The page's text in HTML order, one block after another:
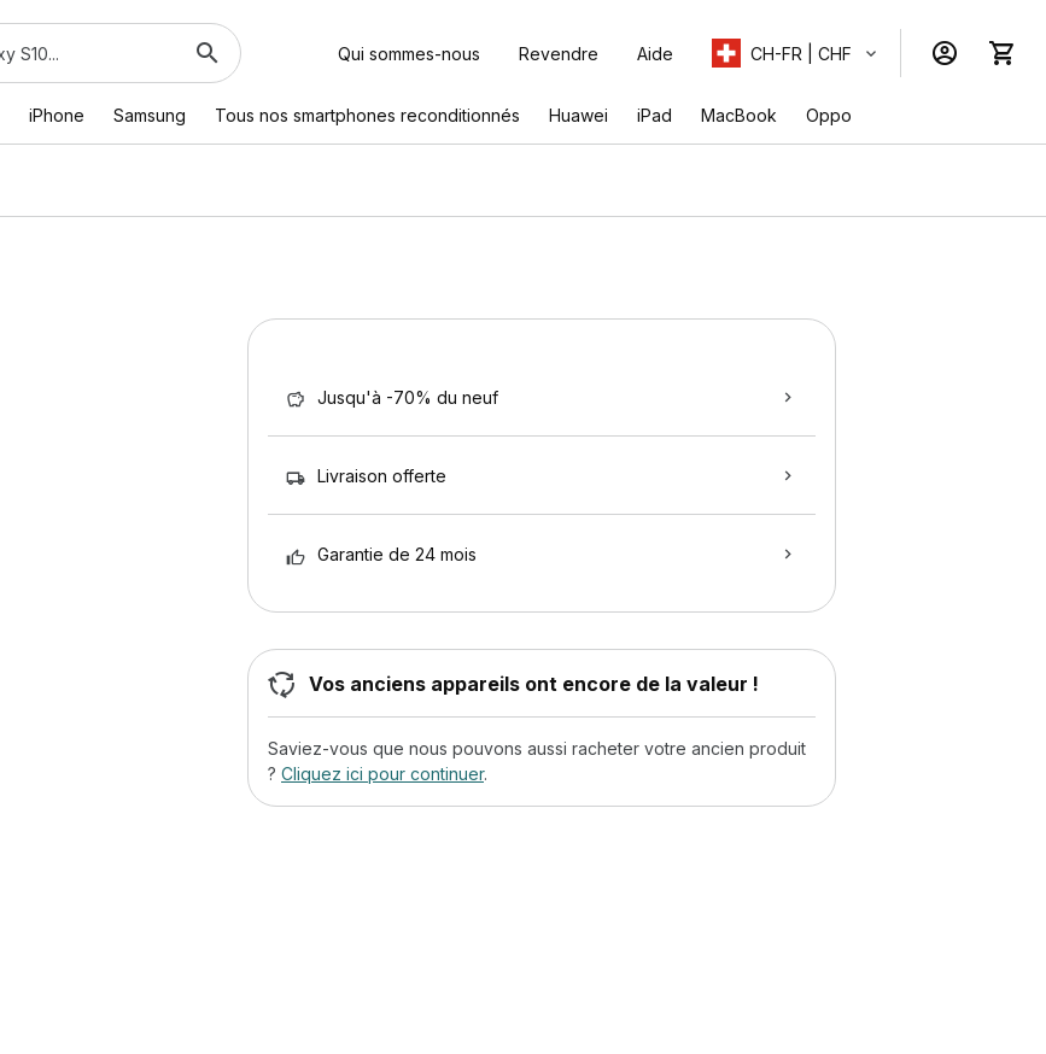
Qui sommes-nous Revendre Aide CH-FR | CHF
iPhone Samsung Tous nos smartphones reconditionnés Huawei iPad MacBook Oppo
Jusqu'à -70% du neuf
Livraison offerte
Garantie de 24 mois
Vos anciens appareils ont encore de la valeur !
Saviez-vous que nous pouvons aussi racheter votre ancien produit
? Cliquez ici pour continuer.